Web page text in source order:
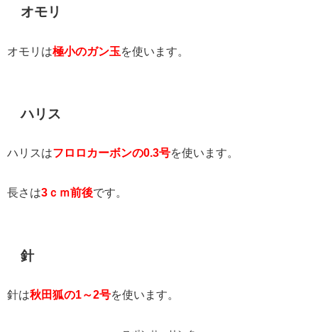
オモリ
オモリは極小のガン玉を使います。
ハリス
ハリスはフロロカーボンの0.3号を使います。
長さは3ｃｍ前後です。
針
針は秋田狐の1～2号を使います。